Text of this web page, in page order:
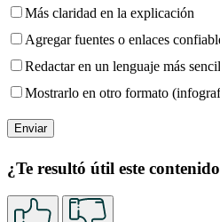
Más claridad en la explicación
Agregar fuentes o enlaces
Redactar en un lenguaje más
Mostrarlo en otro formato
¿Te resultó útil este